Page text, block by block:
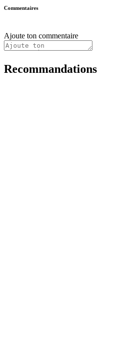
Commentaires
Ajoute ton commentaire
Recommandations